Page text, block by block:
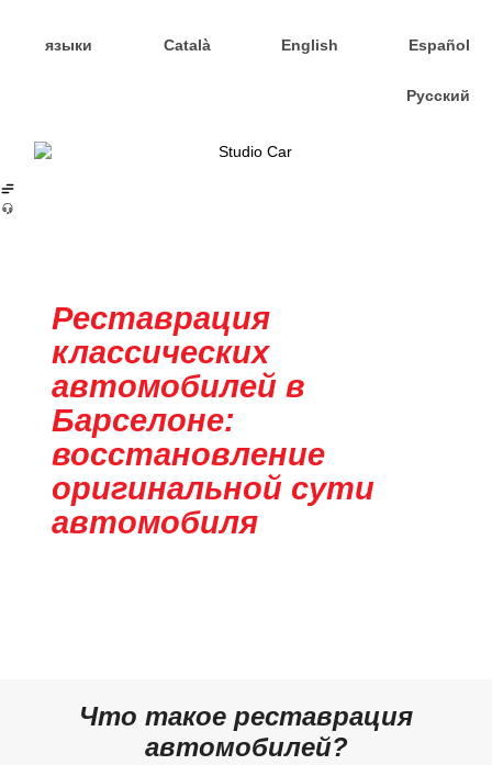
языки Català English Español
Русский
Реставрация
классических
автомобилей в
Барселоне:
восстановление
оригинальной сути
автомобиля
Что такое реставрация
автомобилей?